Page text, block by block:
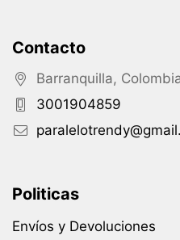
Contacto
Barranquilla,
3001904859
Politicas
Envíos y Devoluciones